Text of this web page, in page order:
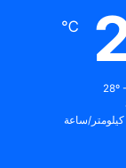
℃